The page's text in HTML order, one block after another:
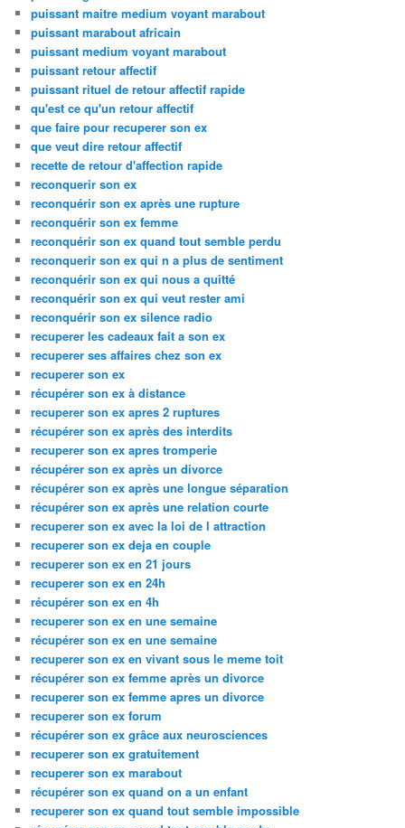
puissant maitre medium voyant marabout
puissant marabout africain
puissant medium voyant marabout
puissant retour affectif
puissant rituel de retour affectif rapide
qu'est ce qu'un retour affectif
que faire pour recuperer son ex
que veut dire retour affectif
recette de retour d'affection rapide
reconquerir son ex
reconquérir son ex après une rupture
reconquérir son ex femme
reconquérir son ex quand tout semble perdu
reconquerir son ex qui n a plus de sentiment
reconquérir son ex qui nous a quitté
reconquérir son ex qui veut rester ami
reconquérir son ex silence radio
recuperer les cadeaux fait a son ex
recuperer ses affaires chez son ex
recuperer son ex
récupérer son ex à distance
recuperer son ex apres 2 ruptures
récupérer son ex après des interdits
recuperer son ex apres tromperie
récupérer son ex après un divorce
récupérer son ex après une longue séparation
récupérer son ex après une relation courte
recuperer son ex avec la loi de l attraction
recuperer son ex deja en couple
recuperer son ex en 21 jours
recuperer son ex en 24h
récupérer son ex en 4h
recuperer son ex en une semaine
récupérer son ex en une semaine
recuperer son ex en vivant sous le meme toit
récupérer son ex femme après un divorce
recuperer son ex femme apres un divorce
recuperer son ex forum
récupérer son ex grâce aux neurosciences
recuperer son ex gratuitement
recuperer son ex marabout
récupérer son ex quand on a un enfant
recuperer son ex quand tout semble impossible